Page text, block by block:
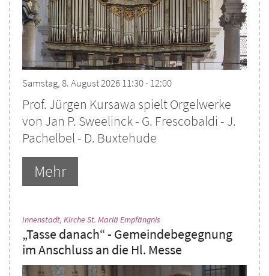
Samstag, 8. August 2026 11:30 - 12:00
Prof. Jürgen Kursawa spielt Orgelwerke
von Jan P. Sweelinck - G. Frescobaldi - J.
Pachelbel - D. Buxtehude
Mehr
Innenstadt, Kirche St. Mariä Empfängnis
„Tasse danach“ - Gemeindebegegnung
im Anschluss an die Hl. Messe